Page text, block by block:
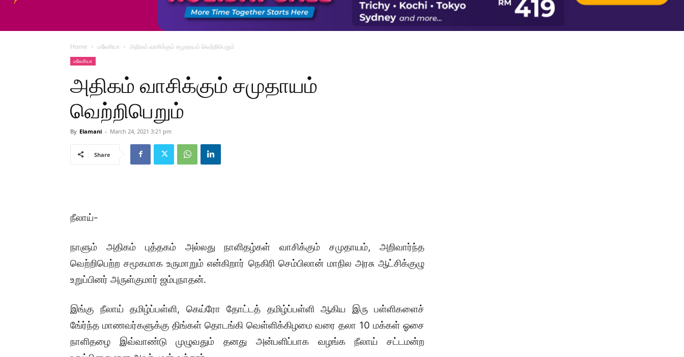
Home மலேசியா அதிகம் வாசிக்கும் சமுதாயம் வெற்றிபெறும்
மலேசியா
அதிகம் வாசிக்கும் சமுதாயம்
வெற்றிபெறும்
By Elamani - March 24, 2021 3:21 pm
Share
நீலாய்-
நாளும் அதிகம் புத்தகம் அல்லது நாளிதழ்கள் வாசிக்கும் சமுதாயம், அறிவார்ந்த
வெற்றிபெற்ற சமூகமாக உருமாறும் என்கிறார் நெகிரி செம்பிலான் மாநில அரசு ஆட்சிக்குழு
உறுப்பினர் அருள்குமார் ஜம்புநாதன்.
இங்கு நீலாய் தமிழ்ப்பள்ளி, கெய்ரோ தோட்டத் தமிழ்ப்பள்ளி ஆகிய இரு பள்ளிகளைச்
ஙே்ர்ந்த மாணவர்களுக்கு திங்கள் தொடங்கி வெள்ளிக்கிழமை வரை தலா 10 மக்கள் ஓசை
நாளிதழை இவ்வாண்டு முழுவதும் தனது அன்பளிப்பாக வழங்க நீலாய் சட்டமன்ற